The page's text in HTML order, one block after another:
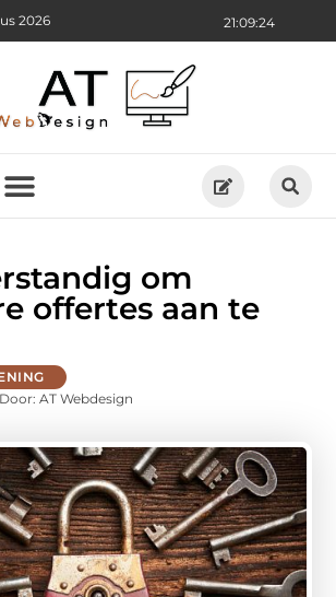
21:09:25
2026
om
offertes aan te
AT Webdesign